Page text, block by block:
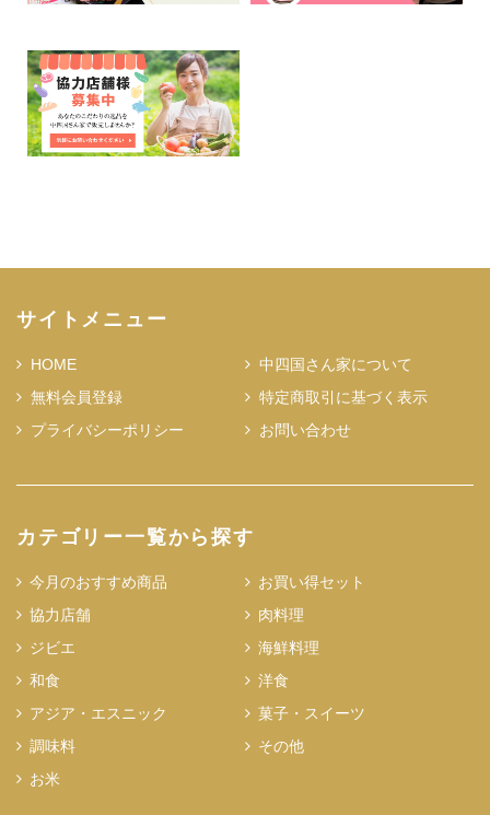
サイトメニュー
HOME
中四国さん家について
無料会員登録
特定商取引に基づく表示
プライバシーポリシー
お問い合わせ
カテゴリー一覧から探す
今月のおすすめ商品
お買い得セット
協力店舗
肉料理
ジビエ
海鮮料理
和食
洋食
アジア・エスニック
菓子・スイーツ
調味料
その他
お米